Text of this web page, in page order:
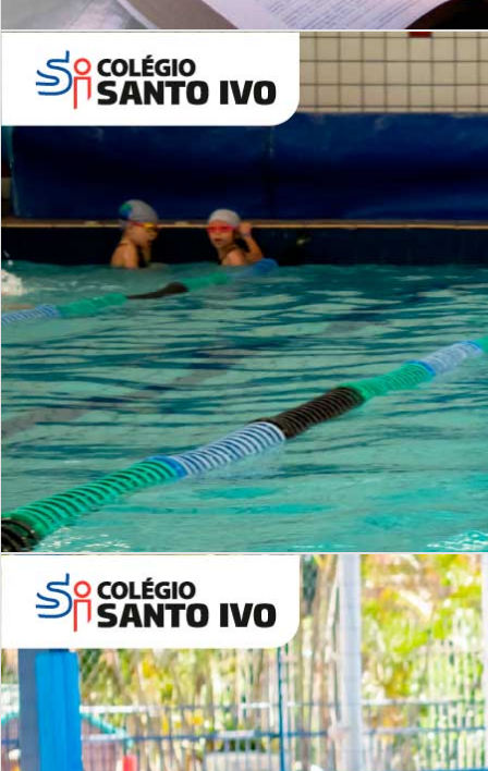
Leituras Literárias
Período Integral | Saiba mais
ALUNOS NOVOS
Entre em Contato
INSTITUCIONAL
Lista de vídeos